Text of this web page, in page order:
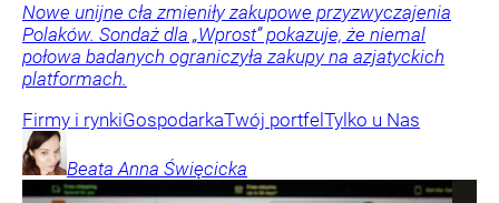
Nowe unijne cła zmieniły zakupowe przyzwyczajenia
Polaków. Sondaż dla „Wprost” pokazuje, że niemal
połowa badanych ograniczyła zakupy na azjatyckich
platformach.
Firmy i rynkiGospodarkaTwój portfel Tylko u Nas
Beata Anna Święcicka